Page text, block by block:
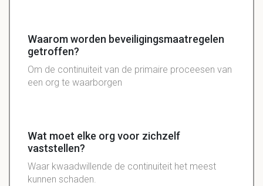
Waarom worden beveiligingsmaatregelen
getroffen?
Om de continuiteit van de primaire proceesen van
een org te waarborgen
Wat moet elke org voor zichzelf
vaststellen?
Waar kwaadwillende de continuiteit het meest
kunnen schaden.